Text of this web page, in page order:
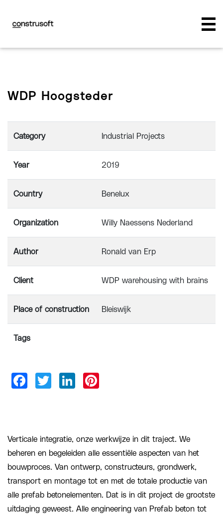
WDP Hoogsteder
Category Industrial Projects
Year 2019
Country Benelux
Organization Willy Naessens Nederland
Author Ronald van Erp
Client WDP warehousing with brains
Place of construction Bleiswijk
Tags
Verticale integratie, onze werkwijze in dit traject. We
beheren en begeleiden alle essentiële aspecten van het
bouwproces. Van ontwerp, constructeurs, grondwerk,
transport en montage tot en met de totale productie van
alle prefab betonelementen. Dat is in dit project de grootste
uitdaging geweest. Alle engineering van Prefab beton tot